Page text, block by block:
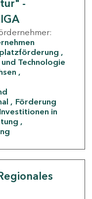
-
Technologie
Förderung
Investitionen in